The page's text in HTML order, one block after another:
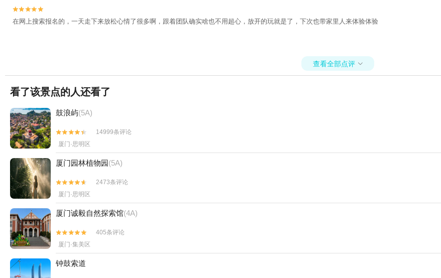


在网上搜索报名的，一天走下来放松心情了很多啊，跟着团队确实啥也不用超心，放开的玩就是了，下次也带家里人来体验体验
查看全部点评 
看了该景点的人还看了
鼓浪屿(5A)


14999条评论
厦门·思明区
厦门园林植物园(5A)


2473条评论
厦门·思明区
厦门诚毅自然探索馆(4A)


405条评论
厦门·集美区
钟鼓索道